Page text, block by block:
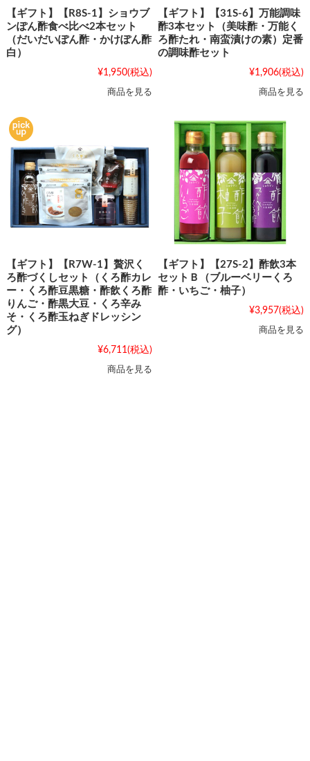
【ギフト】【R8S-1】ショウブ
ンぽん酢食べ比べ2本セット
（だいだいぽん酢・かけぽん酢
白）
¥1,950(税込)
商品を見る
【ギフト】【31S-6】万能調味
酢3本セット（美味酢・万能く
ろ酢たれ・南蛮漬けの素）定番
の調味酢セット
¥1,906(税込)
商品を見る
【ギフト】【R7W-1】贅沢く
ろ酢づくしセット（くろ酢カレ
ー・くろ酢豆黒糖・酢飲くろ酢
りんご・酢黒大豆・くろ辛み
そ・くろ酢玉ねぎドレッシン
グ）
¥6,711 (税込)
商品を見る
【ギフト】【27S-2】酢飲3本
セットＢ（ブルーベリーくろ
酢・いちご・柚子）
¥3,957(税込)
商品を見る